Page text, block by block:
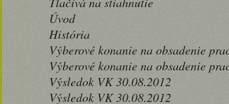
Úvod
História
Výberové konanie na obsadenie
Výberové konanie na obsadenie
Výsledok VK 30.08.2012
Výsledok VK 30.08.2012